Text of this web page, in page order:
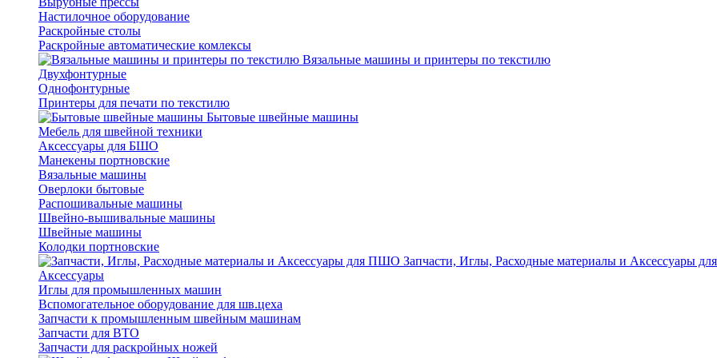
Настилочное оборудование
Раскройные столы
Раскройные автоматические комлексы
Вязальные машины и принтеры по текстилю
Двухфонтурные
Однофонтурные
Принтеры для печати по текстилю
Бытовые швейные машины
Мебель для швейной техники
Аксессуары для БШО
Манекены портновские
Вязальные машины
Оверлоки бытовые
Распошивальные машины
Швейно-вышивальные машины
Швейные машины
Колодки портновские
Запчасти, Иглы, Расходные материалы и Аксессуары
Аксессуары
Иглы для промышленных машин
Вспомогательное оборудование для шв.цеха
Запчасти к промышленным швейным машинам
Запчасти для ВТО
Запчасти для раскройных ножей